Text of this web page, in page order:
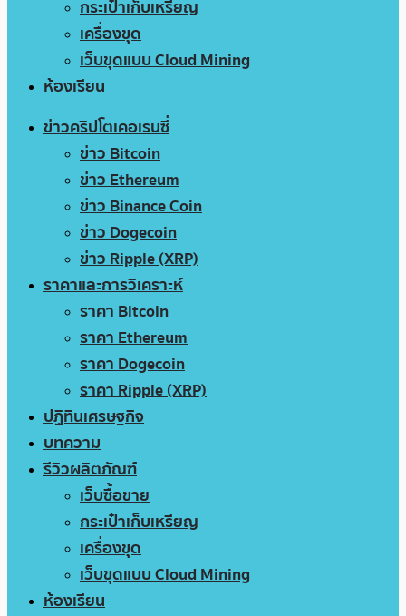
กระเป๋าเก็บเหรียญ
เครื่องขุด
เว็บขุดแบบ Cloud Mining
ห้องเรียน
ข่าวคริปโตเคอเรนซี่
ข่าว Bitcoin
ข่าว Ethereum
ข่าว Binance Coin
ข่าว Dogecoin
ข่าว Ripple (XRP)
ราคาและการวิเคราะห์
ราคา Bitcoin
ราคา Ethereum
ราคา Dogecoin
ราคา Ripple (XRP)
ปฏิทินเศรษฐกิจ
บทความ
รีวิวผลิตภัณฑ์
เว็บซื้อขาย
กระเป๋าเก็บเหรียญ
เครื่องขุด
เว็บขุดแบบ Cloud Mining
ห้องเรียน